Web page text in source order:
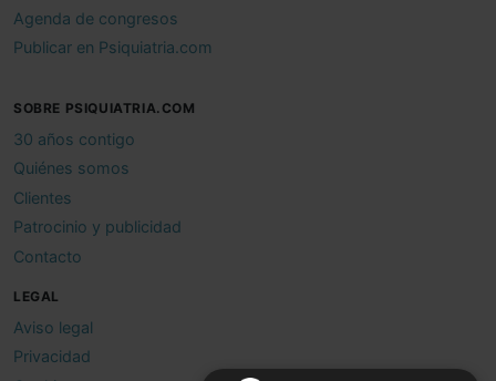
Agenda de congresos
Publicar en Psiquiatria.com
SOBRE PSIQUIATRIA.COM
30 años contigo
Quiénes somos
Clientes
Patrocinio y publicidad
Contacto
LEGAL
Aviso legal
Privacidad